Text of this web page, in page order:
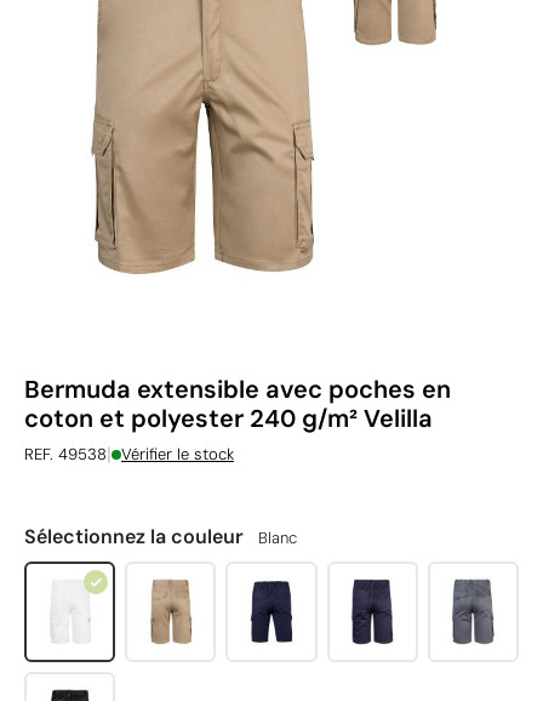
Bermuda extensible avec poches en
coton et polyester 240 g/m² Velilla
REF. 49538| Vérifier le stock
Sélectionnez la couleur Blanc